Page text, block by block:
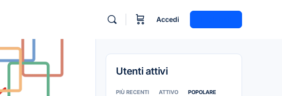
Accedi
Utenti attivi
PIÙ RECENTI ATTIVO POPOLARE